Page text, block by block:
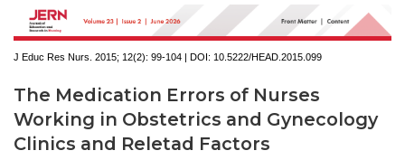
J Educ Res Nurs. 2015; 12(2): 99-104 | DOI: 10.5222/HEAD.2015.099
The Medication Errors of Nurses
Working in Obstetrics and Gynecology
Clinics and Reletad Factors